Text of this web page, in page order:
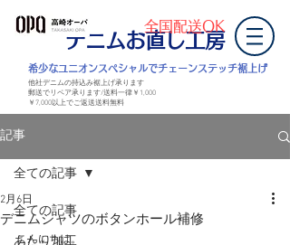
デニムお直し工房
​希少なユニオンスペシャルでチェーンステッチ裾上げ
全国配送OK
他社デニムの持込み裾上げ承ります
郵送でリペア承ります/送料一律￥1,000
￥7,000以上でご返送送料無料
記事
全ての記事
あたり加工
全ての記事
デニムシャツのボタンホール補修
2月6日
こんにちは。